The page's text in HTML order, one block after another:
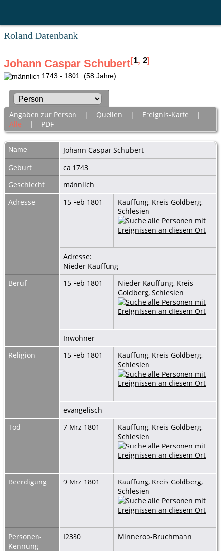
Roland Datenbank
Johann Caspar Schubert[1, 2]
1743 - 1801 (58 Jahre)
Angaben zur Person | Quellen | Ereignis-Karte |
Alle | PDF
Name Johann Caspar Schubert
Geburt
ca 1743
Geschlecht
männlich
Adresse
15 Feb 1801
Kauffung, Kreis Goldberg,
Schlesien
Adresse:
Nieder Kauffung
Beruf
15 Feb 1801
Nieder Kauffung, Kreis
Goldberg, Schlesien
Inwohner
Religion
15 Feb 1801
Kauffung, Kreis Goldberg,
Schlesien
evangelisch
Tod
7 Mrz 1801
Kauffung, Kreis Goldberg,
Schlesien
Beerdigung 9 Mrz 1801
Kauffung, Kreis Goldberg,
Schlesien
Personen-
Kennung
I2380 Minnerop-Bruchmann